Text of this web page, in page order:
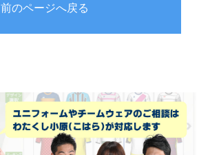
前のページへ戻る